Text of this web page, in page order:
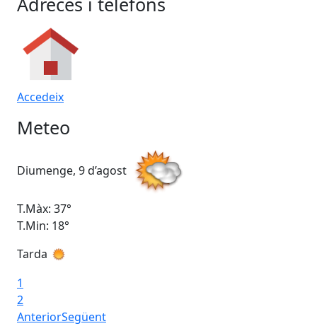
Accedeix
Meteo
Diumenge, 9 d’agost
T.Màx: 37°
T.Min: 18°
Tarda
1
2
AnteriorSegüent